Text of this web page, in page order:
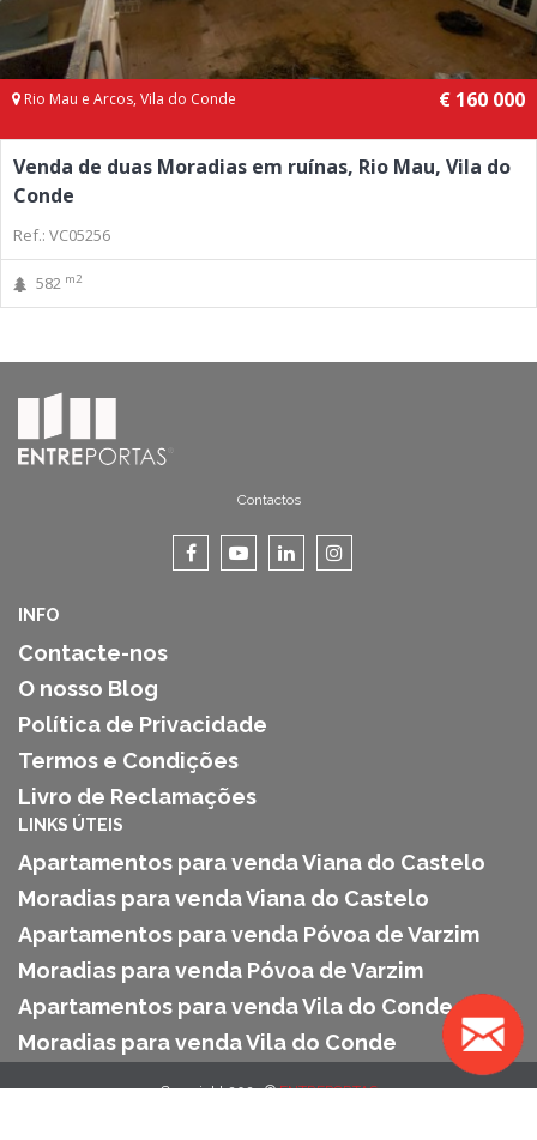
Rio Mau e Arcos, Vila do Conde € 160 000
Venda de duas Moradias em ruínas, Rio Mau, Vila do
Conde
Ref.: VC05256
582 m2
Contactos
INFO
Contacte-nos
O nosso Blog
Política de Privacidade
Termos e Condições
Livro de Reclamações
LINKS ÚTEIS
Apartamentos para venda Viana do Castelo
Moradias para venda Viana do Castelo
Apartamentos para venda Póvoa de Varzim
Moradias para venda Póvoa de Varzim
Apartamentos para venda Vila do Conde
Moradias para venda Vila do Conde
Copyright 2025 ©ENTREPORTAS